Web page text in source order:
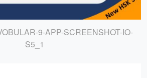
9-APP-SCREENSHOT-IO-
S5_1